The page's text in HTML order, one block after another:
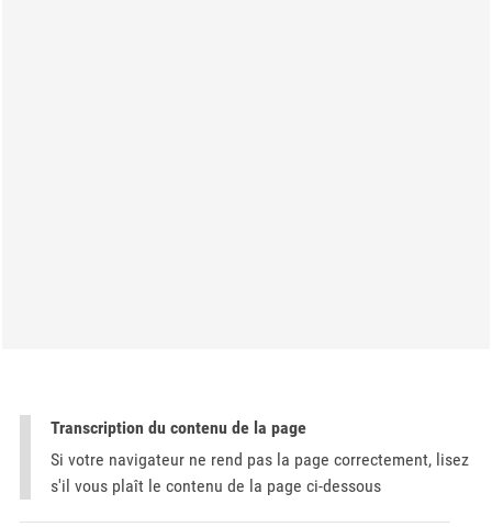
Transcription du contenu de la page
Si votre navigateur ne rend pas la page correctement, lisez
s'il vous plaît le contenu de la page ci-dessous